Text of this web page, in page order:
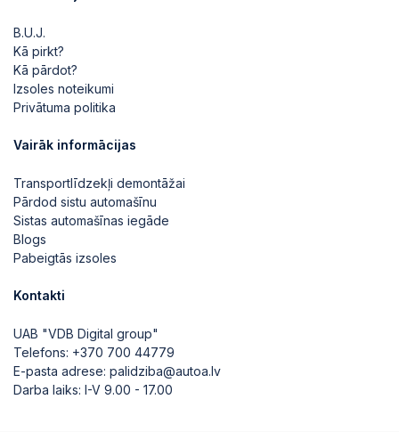
B.U.J.
Kā pirkt?
Kā pārdot?
Izsoles noteikumi
Privātuma politika
Vairāk informācijas
Transportlīdzekļi demontāžai
Pārdod sistu automašīnu
Sistas automašīnas iegāde
Blogs
Pabeigtās izsoles
Kontakti
UAB "VDB Digital group"
Telefons: +370 700 44779
E-pasta adrese: palidziba@autoa.lv
Darba laiks: I-V 9.00 - 17.00